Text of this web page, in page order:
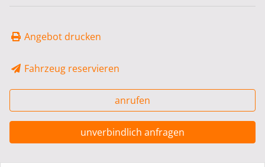
Angebot drucken
Fahrzeug reservieren
anrufen
unverbindlich anfragen